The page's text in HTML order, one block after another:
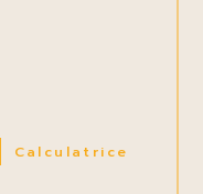
Calculatrice